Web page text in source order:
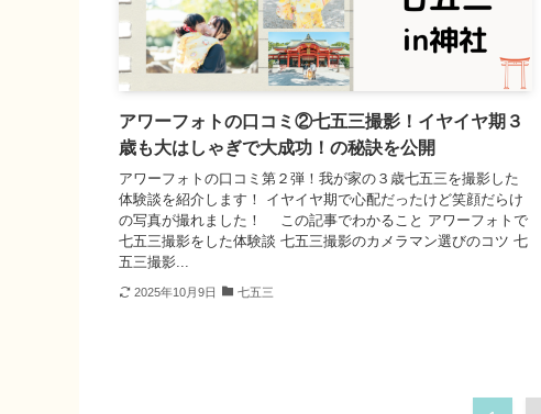
アワーフォトの口コミ②七五三撮影！イヤイヤ期３
歳も大はしゃぎで大成功！の秘訣を公開
アワーフォトの口コミ第２弾！我が家の３歳七五三を撮影した
体験談を紹介します！ イヤイヤ期で心配だったけど笑顔だらけ
の写真が撮れました！ この記事でわかること アワーフォトで
七五三撮影をした体験談 七五三撮影のカメラマン選びのコツ 七
五三撮影...
2025年10月9日 七五三